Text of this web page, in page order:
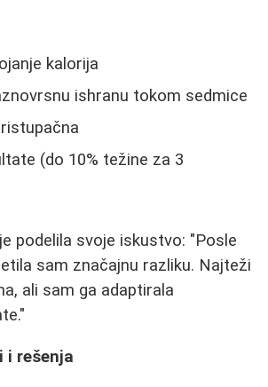
kalorija
ishranu tokom sedmice
(do 10% težine za 3
podelila svoje iskustvo: "Posle
sam značajnu razliku. Najteži
ali sam ga adaptirala
i rešenja